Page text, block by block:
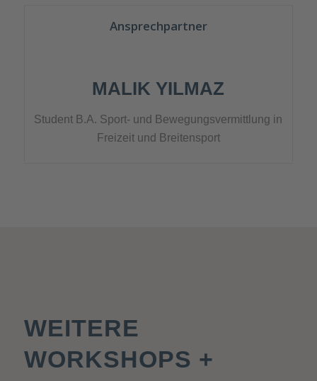
Ansprechpartner
MALIK YILMAZ
Student B.A. Sport- und Bewegungsvermittlung in
Freizeit und Breitensport
WEITERE
WORKSHOPS +